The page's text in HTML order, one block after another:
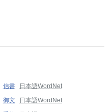
信書
日本語WordNet
御文
日本語WordNet